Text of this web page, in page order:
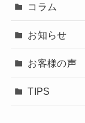
コラム
お知らせ
お客様の声
TIPS